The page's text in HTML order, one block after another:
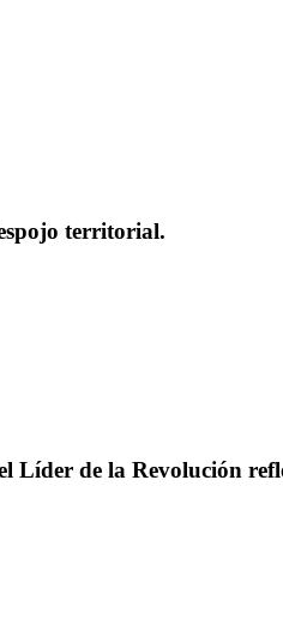
territorial.
de la Revolución